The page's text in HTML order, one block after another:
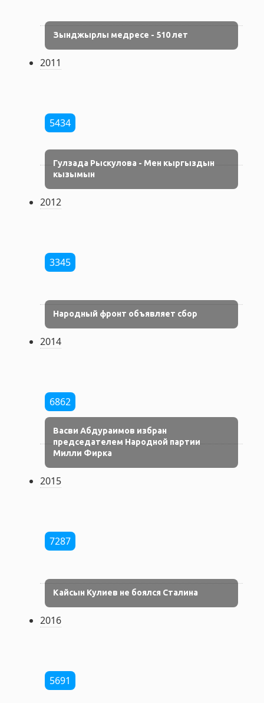
Зынджырлы медресе - 510 лет
2011
5434
Гулзада Рыскулова - Мен кыргыздын
кызымын
2012
3345
Народный фронт объявляет сбор
2014
6862
Васви Абдураимов избран
председателем Народной партии
Милли Фирка
2015
7287
Кайсын Кулиев не боялся Сталина
2016
5691